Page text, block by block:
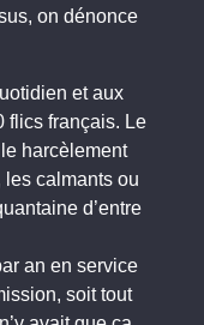
on dénonce
et aux
flics français. Le
harcèlement
calmants ou
d’entre
an en service
soit tout